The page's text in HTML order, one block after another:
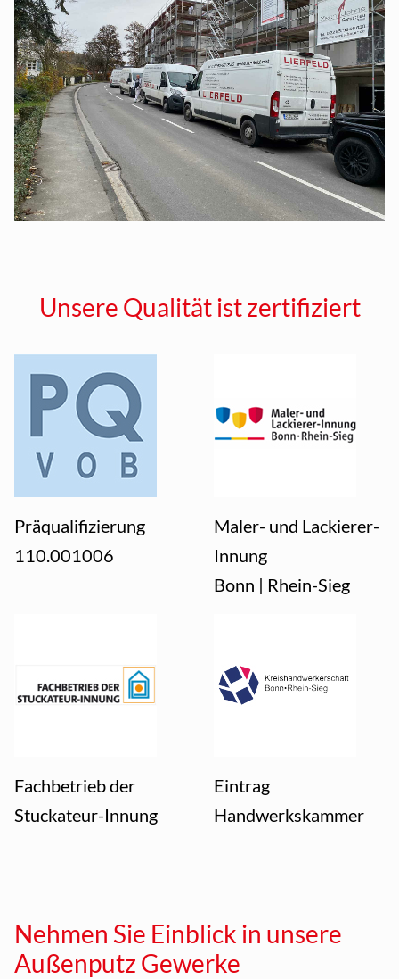
Unsere Qualität ist zertifiziert
Präqualifizierung
110.001006
Maler- und Lackierer-
Innung
Bonn | Rhein-Sieg
Fachbetrieb der
Stuckateur-Innung
Eintrag
Handwerks­kammer
Nehmen Sie Einblick in unsere
Außenputz Gewerke